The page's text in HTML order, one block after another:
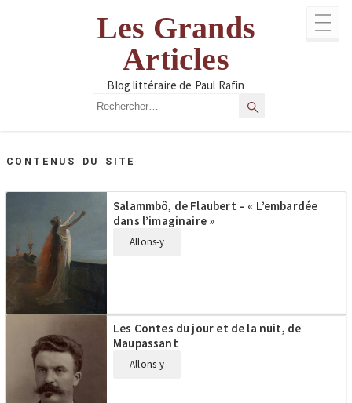
Les Grands
Articles
Blog littéraire de Paul Rafin
Rechercher Rechercher
CONTENUS DU SITE
Salammbô, de Flaubert – « L’embardée
dans l’imaginaire »
Allons-y
Les Contes du jour et de la nuit, de
Maupassant
Allons-y